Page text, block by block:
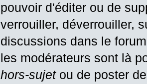
pouvoir d'éditer ou de
verrouiller, déverrouiller,
discussions dans le
les modérateurs sont là
hors-sujetou de poster